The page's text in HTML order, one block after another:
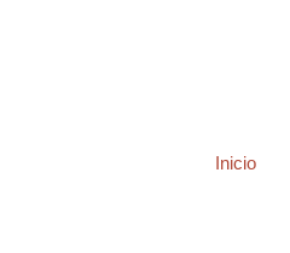
Inicio